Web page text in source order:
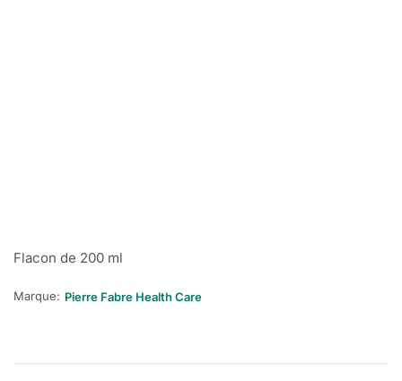
Flacon de 200 ml
Marque: Pierre Fabre Health Care